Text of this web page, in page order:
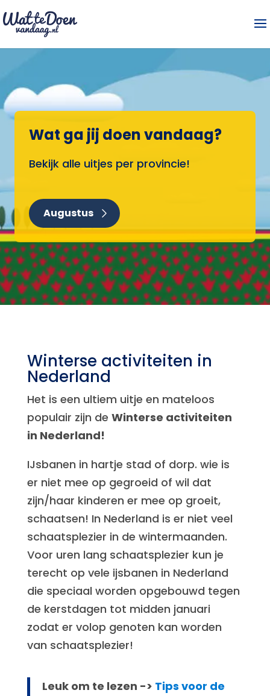
Wat ga jij doen vandaag?
Bekijk alle uitjes per provincie!
Augustus
Winterse activiteiten in
Nederland
Het is een ultiem uitje en mateloos
populair zijn de Winterse activiteiten
in Nederland!
IJsbanen in hartje stad of dorp. wie is
er niet mee op gegroeid of wil dat
zijn/haar kinderen er mee op groeit,
schaatsen! In Nederland is er niet veel
schaatsplezier in de wintermaanden.
Voor uren lang schaatsplezier kun je
terecht op vele ijsbanen in Nederland
die speciaal worden opgebouwd tegen
de kerstdagen tot midden januari
zodat er volop genoten kan worden
van schaatsplezier!
Leuk om te lezen -> Tips voor de